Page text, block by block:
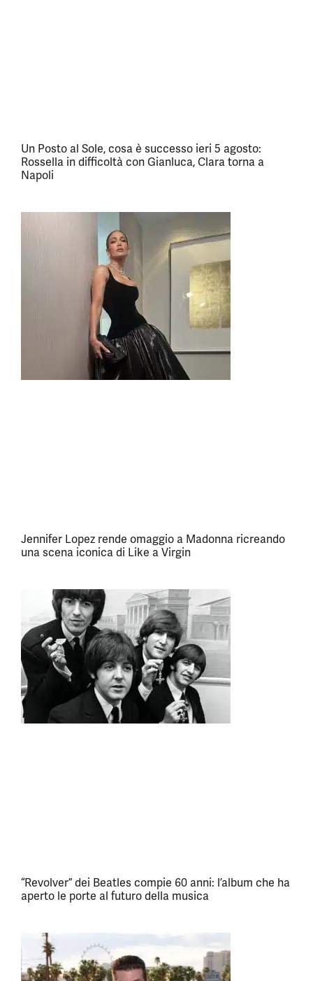
Un Posto al Sole, cosa è successo ieri 5 agosto:
Rossella in difficoltà con Gianluca, Clara torna a
Napoli
Jennifer Lopez rende omaggio a Madonna ricreando
una scena iconica di Like a Virgin
“Revolver” dei Beatles compie 60 anni: l’album che ha
aperto le porte al futuro della musica